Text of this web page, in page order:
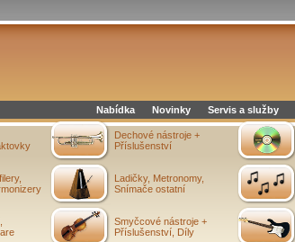
Nabídka Novinky Servis a služby
Dechové nástroje +
Příslušenství
Ladičky, Metronomy,
Snímače ostatní
Smyčcové nástroje +
Příslušenství, Díly